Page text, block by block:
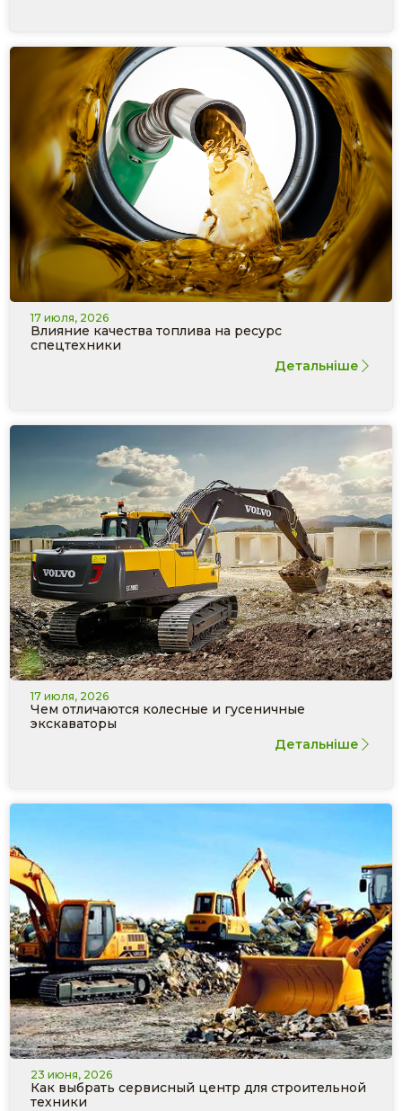
17 июля, 2026
Влияние качества топлива на ресурс
спецтехники
Детальніше
17 июля, 2026
Чем отличаются колесные и гусеничные
экскаваторы
Детальніше
23 июня, 2026
Как выбрать сервисный центр для строительной
техники